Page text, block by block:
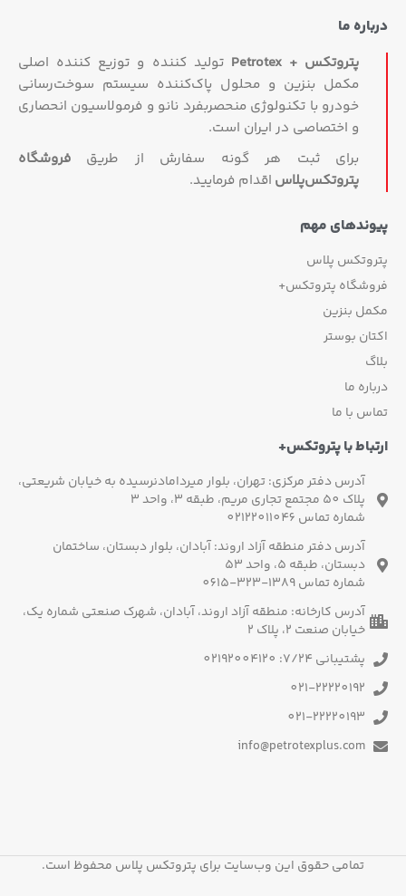
درباره ما
پتروتکس + Petrotex
تولید کننده و توزیع کننده اصلی
مکمل بنزین و محلول پاک‌کننده سیستم سوخت‌رسانی
خودرو با تکنولوژی منحصربفرد نانو و فرمولاسیون انحصاری
و اختصاصی در ایران است.
برای ثبت هر گونه سفارش از طریق فروشگاه
پتروتکس‏‌پلاس اقدام فرمایید.
پیوندهای مهم
پتروتکس پلاس
فروشگاه پتروتکس+
مکمل بنزین
اکتان بوستر
بلاگ
درباره ما
تماس با ما
ارتباط با پتروتکس+
آدرس دفتر مرکزی: تهران، بلوار میردامادنرسیده به خیابان شریعتی،
پلاک 50 مجتمع تجاری مریم، طبقه 3، واحد 3
شماره تماس 02122011046
آدرس دفتر منطقه آزاد اروند: آبادان، بلوار دبستان، ساختمان
دبستان، طبقه 5، واحد 53
شماره تماس 1389-323-0615
آدرس کارخانه: منطقه آزاد اروند، آبادان، شهرک صنعتی شماره یک،
خیابان صنعت 2، پلاک 2
پشتیبانی 7/24: 02192004120
021-22220192
021-22220193
info@petrotexplus.com
تمامی حقوق این وب‌سایت برای پتروتکس پلاس محفوظ است.